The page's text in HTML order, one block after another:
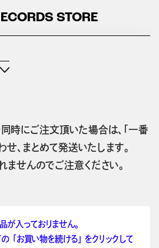
STORE
時にご注文頂いた場合は、「一番
せ、まとめて発送いたします。
ませんのでご注意ください。
が入っておりません。
「お買い物を続ける」 をクリックして